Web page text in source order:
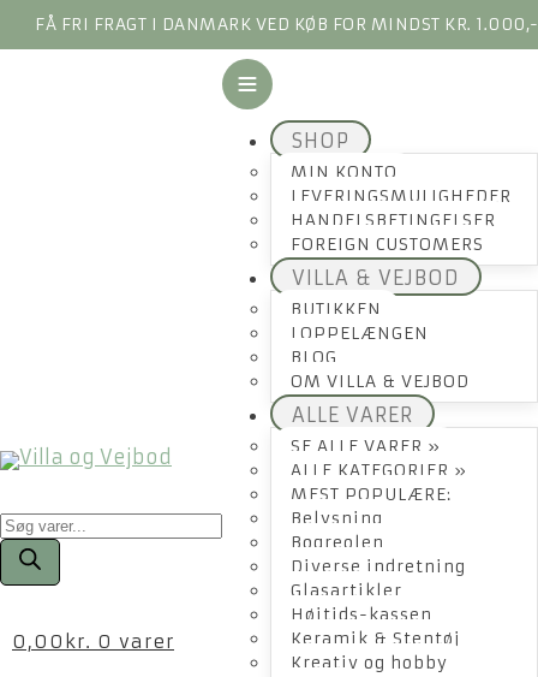
FÅ FRI FRAGT I DANMARK VED KØB FOR MINDST KR. 1.000,-
Products
search
0,00 kr. 0 varer
SHOP
MIN KONTO
LEVERINGSMULIGHEDER
HANDELSBETINGELSER
FOREIGN CUSTOMERS
VILLA & VEJBOD
BUTIKKEN
LOPPELÆNGEN
BLOG
OM VILLA & VEJBOD
ALLE VARER
SE ALLE VARER »
ALLE KATEGORIER »
MEST POPULÆRE:
Belysning
Bogreolen
Diverse indretning
Glasartikler
Højtids-kassen
Keramik & Stentøj
Kreativ og hobby